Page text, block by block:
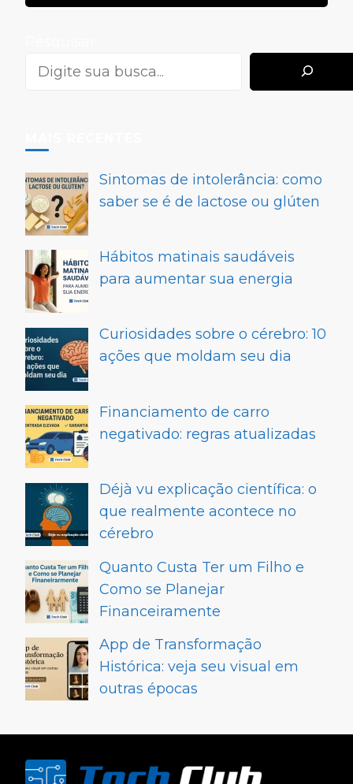
Sintomas de intolerância: como
saber se é de lactose ou glúten
Hábitos matinais saudáveis
para aumentar sua energia
Curiosidades sobre o cérebro: 10
ações que moldam seu dia
Financiamento de carro
negativado: regras atualizadas
Déjà vu explicação científica: o
que realmente acontece no
cérebro
Quanto Custa Ter um Filho e
Como se Planejar
Financeiramente
App de Transformação
Histórica: veja seu visual em
outras épocas